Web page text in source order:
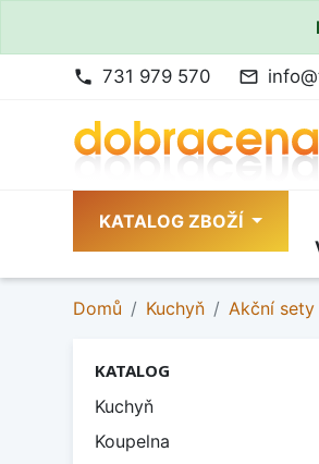
phone 731 979 570 mail_outline
KATALOG ZBOŽÍ
Domů Kuchyň Akční
KATALOG
Kuchyň
Koupelna